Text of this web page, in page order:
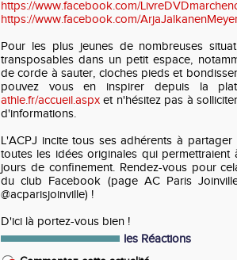
https://www.facebook.com/
https://www.facebook.com/
Pour les plus jeunes de nombreuses
transposables dans un petit espace,
de corde à sauter, cloches pieds et
pouvez vous en inspirer depuis la
athle.fr/accueil.aspx et n'hésitez pas à
d'informations.
L'ACPJ incite tous ses adhérents à
toutes les idées originales qui permettraient
jours de confinement. Rendez-vous pour
du club Facebook (page AC Paris
@acparisjoinville) !
D'ici là portez-vous bien !
les Réactions